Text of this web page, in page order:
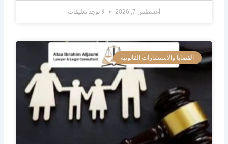
أغسطس 7, 2026 لا توجد تعليقات
القضايا والاستشارات القانونية